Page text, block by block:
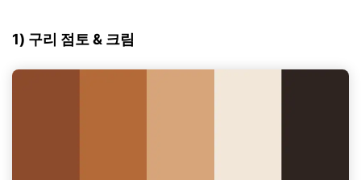
1) 구리 점토 & 크림